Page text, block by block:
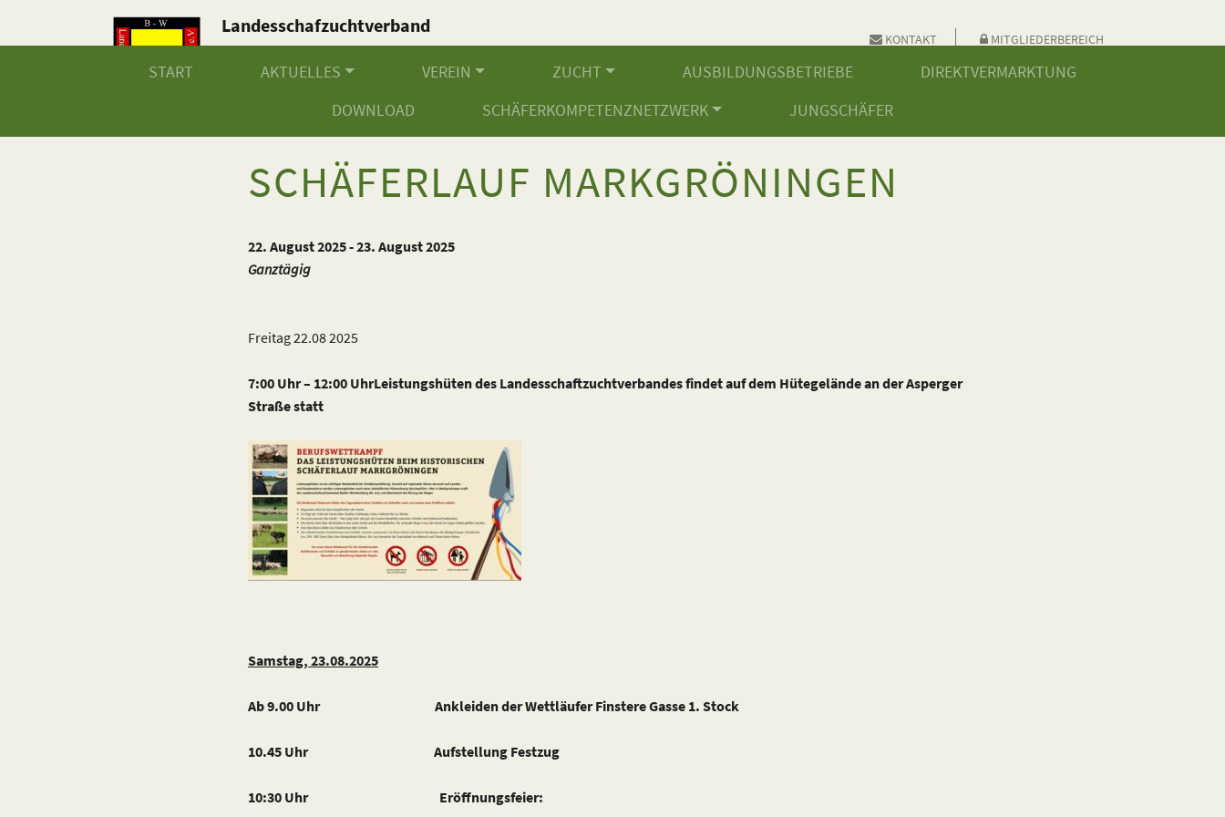
Landesschafzuchtverband
Baden-Württemberg e.V.
KONTAKT MITGLIEDERBEREICH
START AKTUELLES VEREIN ZUCHT AUSBILDUNGSBETRIEBE
DIREKTVERMARKTUNG
DOWNLOAD
SCHÄFERKOMPETENZNETZWERK JUNGSCHÄFER
SCHÄFERLAUF MARKGRÖNINGEN
22. August 2025 - 23. August 2025
Ganztägig
Freitag 22.08 2025
7:00 Uhr – 12:00 UhrLeistungshüten des Landesschaftzuchtverbandes findet auf dem Hütegelände an der Asperger
Straße statt
Samstag, 23.08.2025
Ab 9.00 Uhr Ankleiden der Wettläufer Finstere Gasse 1. Stock
10.45 Uhr Aufstellung Festzug
10:30 Uhr Eröffnungsfeier: